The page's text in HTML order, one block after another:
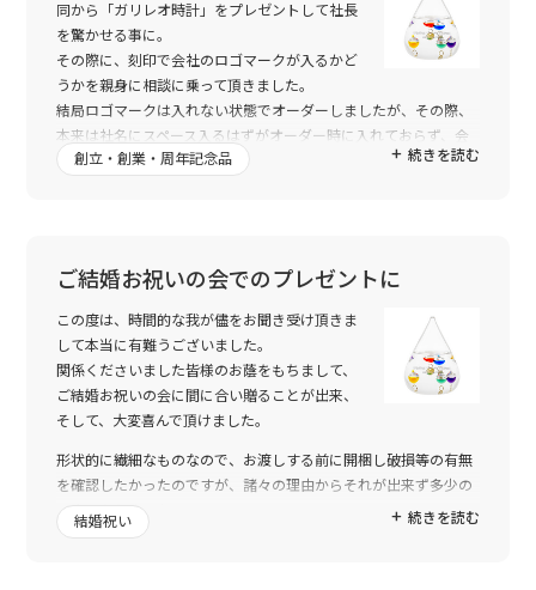
同から「ガリレオ時計」をプレゼントして社長
を驚かせる事に。
その際に、刻印で会社のロゴマークが入るかど
うかを親身に相談に乗って頂きました。
結局ロゴマークは入れない状態でオーダーしましたが、その際、
本来は社名にスペース入るはずがオーダー時に入れておらず、会
社HPを確認して頂いた上でスペースを入れるかどうかというご提
親身に考えて対応頂き、ありがとうございました！
続きを読む
創立・創業・周年記念品
ご結婚お祝いの会でのプレゼントに
この度は、時間的な我が儘をお聞き受け頂きま
して本当に有難うございました。
関係くださいました皆様のお蔭をもちまして、
ご結婚お祝いの会に間に合い贈ることが出来、
そして、大変喜んで頂けました。
形状的に繊細なものなので、お渡しする前に開梱し破損等の有無
を確認したかったのですが、諸々の理由からそれが出来ず多少の
不安もありました。
しかしながら 何度か2-uさんを利用させて頂く中で、皆様の迅速
続きを読む
結婚祝い